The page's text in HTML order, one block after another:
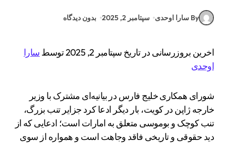
By سارا اوحدی سپتامبر 2, 2025 بدون دیدگاه
اخرین بروزرسانی در تاریخ سپتامبر 2, 2025 توسط
سارا
اوحدی
شورای همکاری خلیج فارس در بیانیه‌ای مشترک با وزیر
خارجه ژاپن در کویت، بار دیگر ادعا کرد جزایر تنب بزرگ،
تنب کوچک و بوموسی متعلق به امارات است؛ ادعایی که از
دید حقوقی و تاریخی فاقد وجاهت است و همواره از سوی